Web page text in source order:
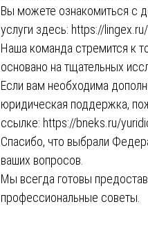
Вы можете ознакомиться с
услуги здесь: https://
Наша команда стремится к
основано на тщательных
Если вам необходима
юридическая поддержка,
ссылке: https://bneks.ru/
Спасибо, что выбрали
ваших вопросов.
Мы всегда готовы
профессиональные советы.